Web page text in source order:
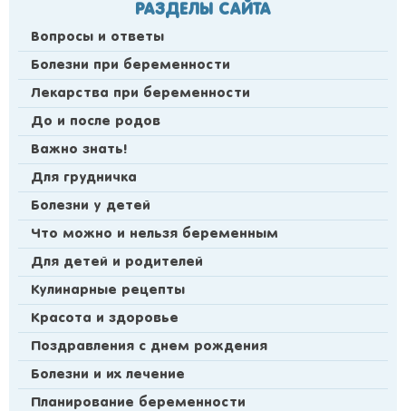
РАЗДЕЛЫ САЙТА
Вопросы и ответы
Болезни при беременности
Лекарства при беременности
До и после родов
Важно знать!
Для грудничка
Болезни у детей
Что можно и нельзя беременным
Для детей и родителей
Кулинарные рецепты
Красота и здоровье
Поздравления с днем рождения
Болезни и их лечение
Планирование беременности